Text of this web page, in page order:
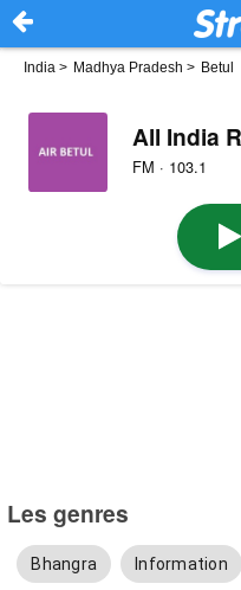
India > Madhya Pradesh > Betul
All India
FM · 103.1
Les genres
Bhangra Information